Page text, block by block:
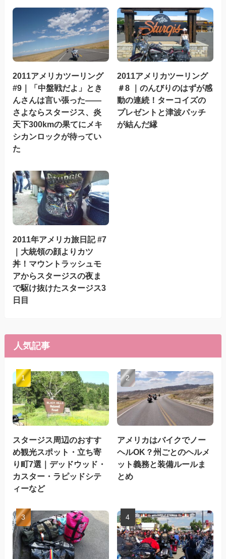
2011アメリカツーリング
#9｜「中盤戦だよ」とき
んさんは言い張った——
さよならスタージス、炎
天下300kmの果てにメキ
シカンロックが待ってい
た
2011アメリカツーリング
＃8 ｜のんびりのはずが感
動の連続！ターコイズの
プレゼントと津波パッチ
が結んだ縁
2011年アメリカ旅日記 #7
｜大統領の顔よりカツ
丼！マウントラッシュモ
アからスタージスの夜ま
で駆け抜けたスタージス3
日目
人気記事
スタージス周辺のおすす
め観光スポット・立ち寄
り町7選｜デッドウッド・
カスター・ラピッドシテ
ィーなど
アメリカはバイクでノー
ヘルOK？州ごとのヘルメ
ット義務と装備ルールま
とめ